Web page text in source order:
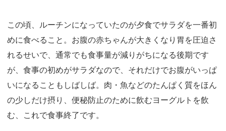
この頃、ルーチンになっていたのが夕食でサラダを一番初
めに食べること。お腹の赤ちゃんが大きくなり胃を圧迫さ
れるせいで、通常でも食事量が減りがちになる後期です
が、食事の初めがサラダなので、それだけでお腹がいっぱ
いになることもしばしば。肉・魚などのたんぱく質をほん
の少しだけ摂り、便秘防止のために飲むヨーグルトを飲
む、これで食事終了です。